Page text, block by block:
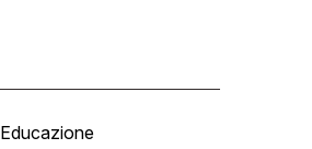
Educazione